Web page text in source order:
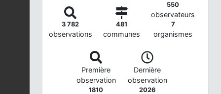
3 782
observations
481
communes
550
observateurs
7
organismes
Première
observation
1810
Dernière
observation
2026